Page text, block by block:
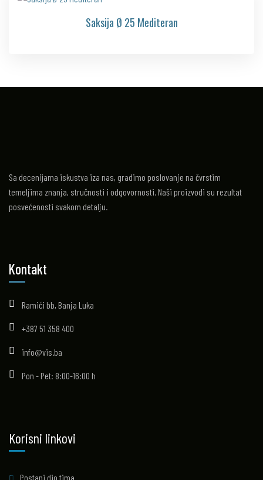
Saksija Ø 25 Mediteran
Sa decenijama iskustva iza nas, gradimo poslovanje na čvrstim
temeljima znanja, stručnosti i odgovornosti. Naši proizvodi su rezultat
posvećenosti svakom detalju.
Kontakt
Ramići bb, Banja Luka
+387 51 358 400
info@vis.ba
Pon - Pet: 8:00-16:00 h
Korisni linkovi
Postani dio tima